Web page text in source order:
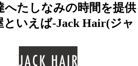
へたしなみの時間を提供
といえば-Jack Hair(ジャ